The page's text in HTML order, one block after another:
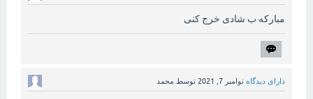
مبارکه ب شادی خرج کنی
دارای دیدگاه نوامبر 7, 2021 توسط محمد